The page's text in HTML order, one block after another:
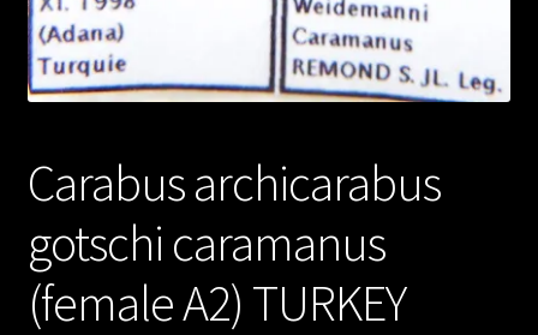
Carabus archicarabus
gotschi caramanus
(female A2) TURKEY